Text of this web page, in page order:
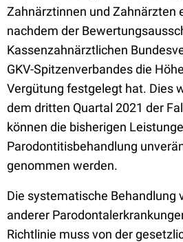
Zahnärztinnen und Zahnärzten
nachdem der
Kassenzahnärztlichen
GKV-Spitzenverbandes die
Vergütung festgelegt hat. Dies
dem dritten Quartal 2021 der
können die bisherigen
Parodontitisbehandlung
genommen werden.
Die systematische Behandlung
anderer
Richtlinie muss von der